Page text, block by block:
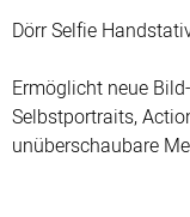
Dörr Selfie
Ermöglicht neue
Selbstportraits,
unüberschaubare